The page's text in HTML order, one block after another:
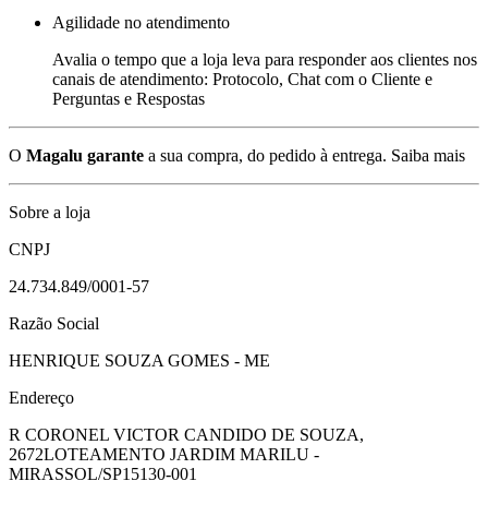
Agilidade no atendimento
Avalia o tempo que a loja leva para responder aos clientes nos
canais de atendimento: Protocolo, Chat com o Cliente e
Perguntas e Respostas
O Magalu garante a sua compra, do pedido à entrega. Saiba mais
Sobre a loja
CNPJ
24.734.849/0001-57
Razão Social
HENRIQUE SOUZA GOMES - ME
Endereço
R CORONEL VICTOR CANDIDO DE SOUZA,
2672LOTEAMENTO JARDIM MARILU -
MIRASSOL/SP15130-001